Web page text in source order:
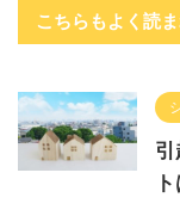
こちらもよく読